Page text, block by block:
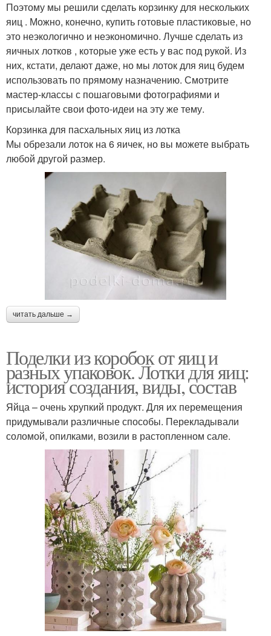
Поэтому мы решили сделать корзинку для нескольких
яиц . Можно, конечно, купить готовые пластиковые, но
это неэкологично и неэкономично. Лучше сделать из
яичных лотков , которые уже есть у вас под рукой. Из
них, кстати, делают даже, но мы лоток для яиц будем
использовать по прямому назначению. Смотрите
мастер-классы с пошаговыми фотографиями и
присылайте свои фото-идеи на эту же тему.
Корзинка для пасхальных яиц из лотка
Мы обрезали лоток на 6 яичек, но вы можете выбрать
любой другой размер.
читать дальше →
Поделки из коробок от яиц и
разных упаковок. Лотки для яиц:
история создания, виды, состав
Яйца – очень хрупкий продукт. Для их перемещения
придумывали различные способы. Перекладывали
соломой, опилками, возили в растопленном сале.